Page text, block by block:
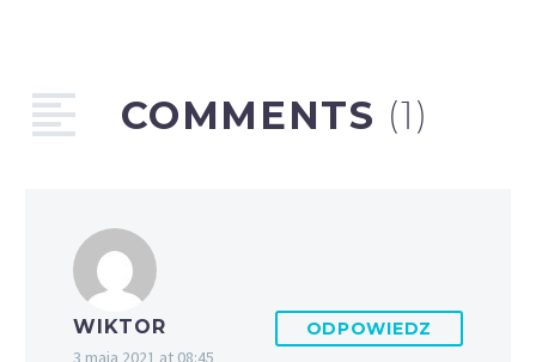
COMMENTS (1)
WIKTOR
3 maja 2021 at 08:45
ODPOWIEDZ